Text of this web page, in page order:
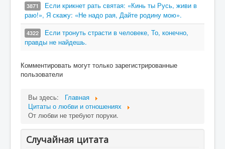
3871
Если крикнет рать святая: «Кинь ты Русь, живи в
раю!», Я скажу: «Не надо рая, Дайте родину мою».
4322
Если тронуть страсти в человеке, То, конечно,
правды не найдешь.
Комментировать могут только зарегистрированные
пользователи
Вы здесь:
Главная
Цитаты о любви и отношениях
От любви не требуют поруки.
Случайная цитата